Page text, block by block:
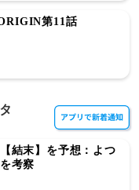
第11話
結末】を予想：よつ
考察